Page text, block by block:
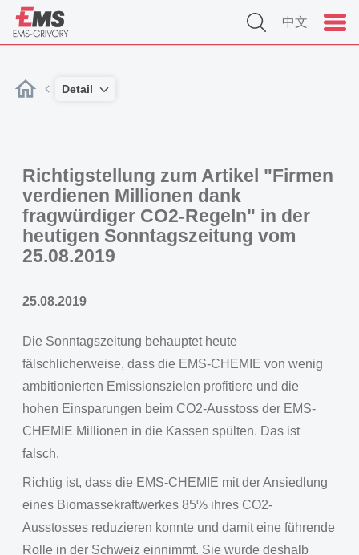
中文
Detail
Richtigstellung zum Artikel "Firmen
verdienen Millionen dank
fragwürdiger CO2-Regeln" in der
heutigen Sonntagszeitung vom
25.08.2019
25.08.2019
Die Sonntagszeitung behauptet heute
fälschlicherweise, dass die EMS-CHEMIE von wenig
ambitionierten Emissionszielen profitiere und die
hohen Einsparungen beim CO2-Ausstoss der EMS-
CHEMIE Millionen in die Kassen spülten. Das ist
falsch.
Richtig ist, dass die EMS-CHEMIE mit der Ansiedlung
eines Biomassekraftwerkes 85% ihres CO2-
Ausstosses reduzieren konnte und damit eine führende
Rolle in der Schweiz einnimmt. Sie wurde deshalb